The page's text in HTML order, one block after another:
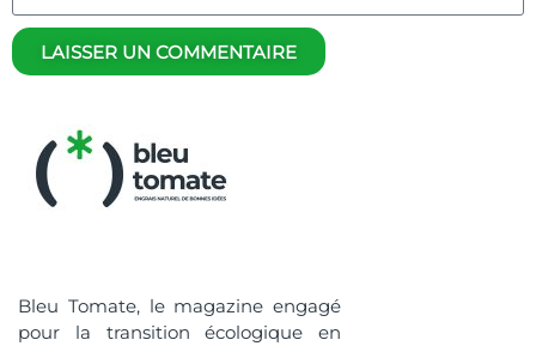
LAISSER UN COMMENTAIRE
Bleu Tomate, le magazine engagé
pour la transition écologique en